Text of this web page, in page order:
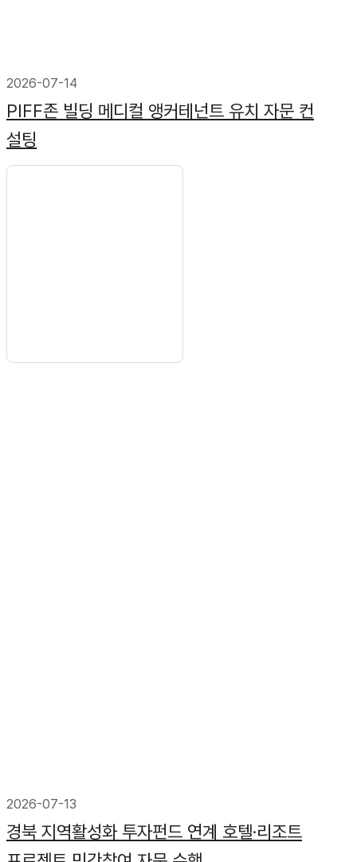
2026-07-14
PIFF존 빌딩 메디컬 앵커테넌트 유치 자문 컨
설팅
2026-07-13
경북 지역활성화 투자펀드 연계 호텔·리조트